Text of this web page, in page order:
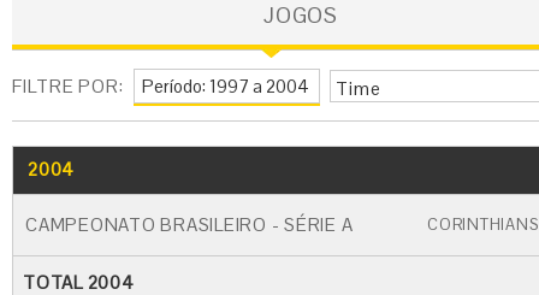
JOGOS
FILTRE POR: Time
2004
CAMPEONATO BRASILEIRO - SÉRIE A CORINTHIANS
TOTAL 2004